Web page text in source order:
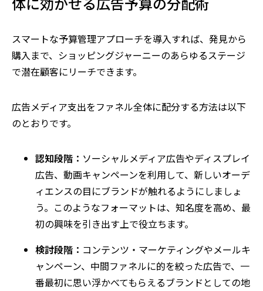
スマートな予算管理アプローチを導入すれば、発見から
購入まで、ショッピングジャーニーのあらゆるステージ
で潜在顧客にリーチできます。
広告メディア支出をファネル全体に配分する方法は以下
のとおりです。
認知段階： ソーシャルメディア広告やディスプレイ
広告、動画キャンペーンを利用して、新しいオーデ
ィエンスの目にブランドが触れるようにしましょ
う。このようなフォーマットは、知名度を高め、最
初の興味を引き出す上で役立ちます。
検討段階： コンテンツ・マーケティングやメールキ
ャンペーン、中間ファネルに的を絞った広告で、一
番最初に思い浮かべてもらえるブランドとしての地